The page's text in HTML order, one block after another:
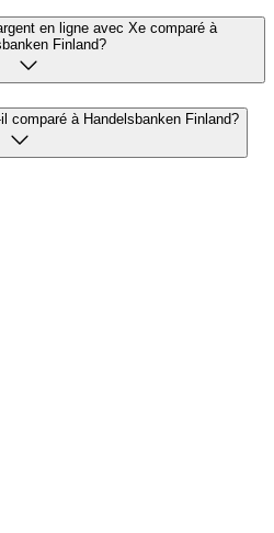
en ligne avec Xe comparé à
Finland?
comparé à Handelsbanken Finland?